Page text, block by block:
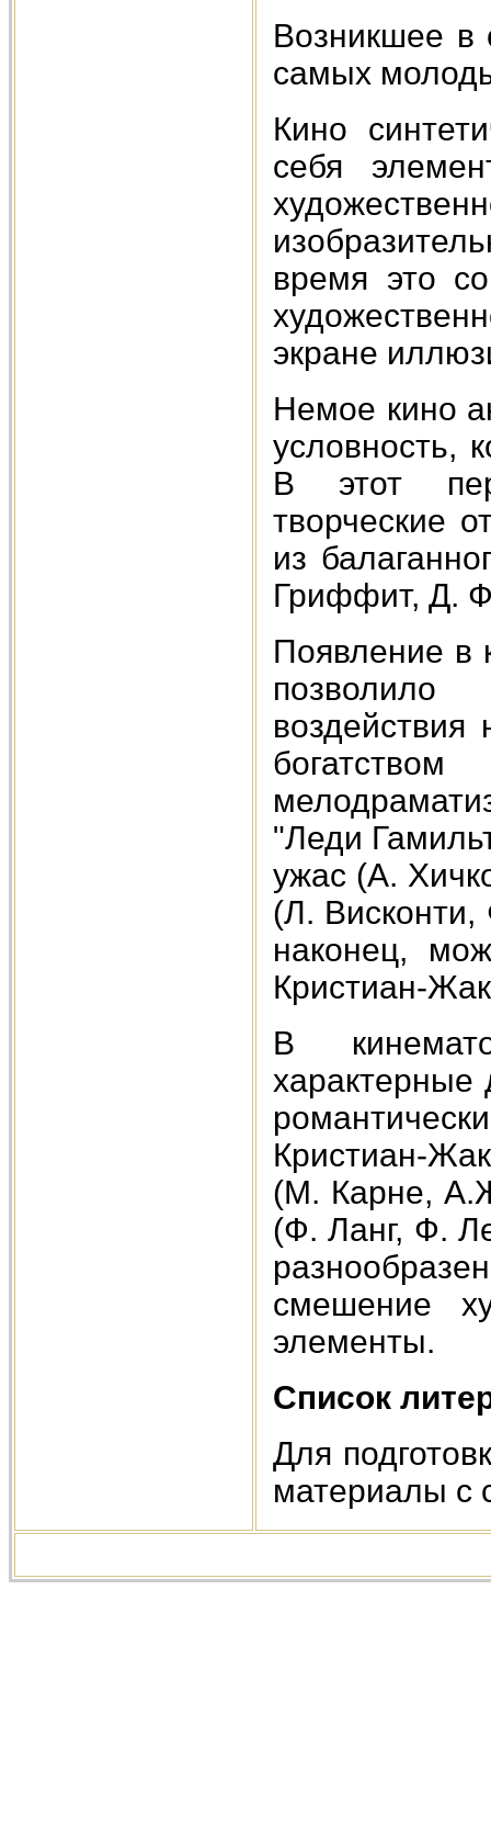
Возникшее в
самых
Кино
себя
время это
экране
Немое кино
условность,
В этот
творческие
из
Гриффит, Д.
Появление в
позволило
"Леди
ужас (А.
(Л.
наконец,
Кристиан-
В
характерные
Кристиан-
(М. Карне,
(Ф. Ланг, Ф.
смешение
элементы.
Список
Для
материалы с